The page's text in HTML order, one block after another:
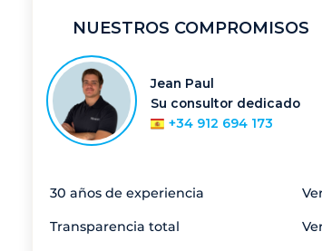
NUESTROS COMPROMISOS
Jean Paul
Su consultor dedicado
+34 912 694 173
30 años de experiencia
Transparencia total